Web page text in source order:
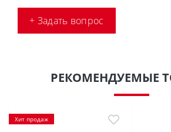
+ Задать вопрос
РЕКОМЕНДУЕМЫЕ
Хит продаж